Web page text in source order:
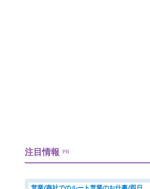
注目情報 PR